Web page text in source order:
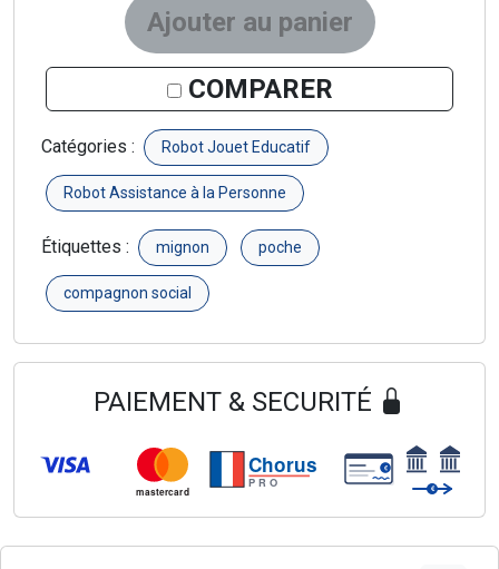
Ajouter au panier
COMPARER
Catégories : Robot Jouet Educatif
Robot Assistance à la Personne
Étiquettes : mignon poche
compagnon social
PAIEMENT & SECURITÉ
mastercard
Chorus
PRO
€
€